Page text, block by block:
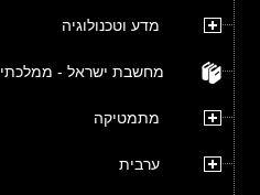
מדע וטכנולוגיה
מחשבת ישראל - ממלכתי
מתמטיקה
ערבית